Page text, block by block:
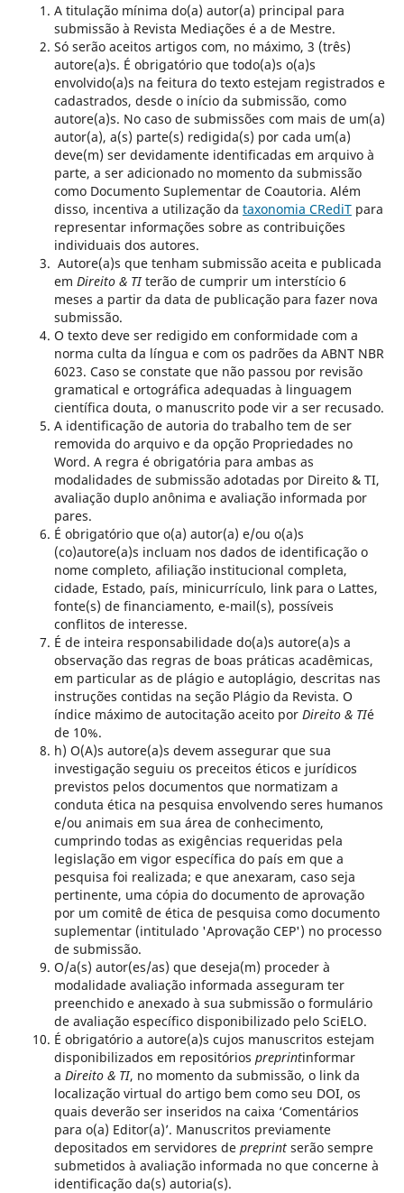
A titulação mínima do(a) autor(a) principal para
submissão à Revista Mediações é a de Mestre.
Só serão aceitos artigos com, no máximo, 3 (três)
autore(a)s. É obrigatório que todo(a)s o(a)s
envolvido(a)s na feitura do texto estejam registrados e
cadastrados, desde o início da submissão, como
autore(a)s. No caso de submissões com mais de um(a)
autor(a), a(s) parte(s) redigida(s) por cada um(a)
deve(m) ser devidamente identificadas em arquivo à
parte, a ser adicionado no momento da submissão
como Documento Suplementar de Coautoria. Além
disso, incentiva a utilização da taxonomia CRediTpara
representar informações sobre as contribuições
individuais dos autores.
Autore(a)s que tenham submissão aceita e publicada
em Direito & TIterão de cumprir um interstício 6
meses a partir da data de publicação para fazer nova
submissão.
O texto deve ser redigido em conformidade com a
norma culta da língua e com os padrões da ABNT NBR
6023. Caso se constate que não passou por revisão
gramatical e ortográfica adequadas à linguagem
científica douta, o manuscrito pode vir a ser recusado.
A identificação de autoria do trabalho tem de ser
removida do arquivo e da opção Propriedades no
Word. A regra é obrigatória para ambas as
modalidades de submissão adotadas por Direito & TI,
avaliação duplo anônima e avaliação informada por
pares.
É obrigatório que o(a) autor(a) e/ou o(a)s
(co)autore(a)s incluam nos dados de identificação o
nome completo, afiliação institucional completa,
cidade, Estado, país, minicurrículo, link para o Lattes,
fonte(s) de financiamento, e-mail(s), possíveis
conflitos de interesse.
É de inteira responsabilidade do(a)s autore(a)s a
observação das regras de boas práticas acadêmicas,
em particular as de plágio e autoplágio, descritas nas
instruções contidas na seção Plágio da Revista. O
índice máximo de autocitação aceito por Direito & TIé
de 10%.
h) O(A)s autore(a)s devem assegurar que sua
investigação seguiu os preceitos éticos e jurídicos
previstos pelos documentos que normatizam a
conduta ética na pesquisa envolvendo seres humanos
e/ou animais em sua área de conhecimento,
cumprindo todas as exigências requeridas pela
legislação em vigor específica do país em que a
pesquisa foi realizada; e que anexaram, caso seja
pertinente, uma cópia do documento de aprovação
por um comitê de ética de pesquisa como documento
suplementar (intitulado 'Aprovação CEP') no processo
de submissão.
O/a(s) autor(es/as) que deseja(m) proceder à
modalidade avaliação informada asseguram ter
preenchido e anexado à sua submissão o formulário
de avaliação específico disponibilizado pelo SciELO.
É obrigatório a autore(a)s cujos manuscritos estejam
disponibilizados em repositórios preprintinformar
a Direito & TI, no momento da submissão, o link da
localização virtual do artigo bem como seu DOI, os
quais deverão ser inseridos na caixa ‘Comentários
para o(a) Editor(a)’. Manuscritos previamente
depositados em servidores de preprintserão sempre
submetidos à avaliação informada no que concerne à
identificação da(s) autoria(s).